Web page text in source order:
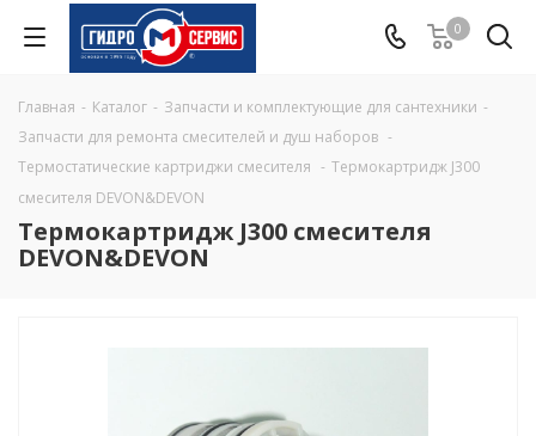
0
Главная - Каталог - Запчасти и комплектующие для сантехники -
Запчасти для ремонта смесителей и душ наборов -
Термостатические картриджи смесителя - Термокартридж J300
смесителя DEVON&DEVON
Термокартридж J300 смесителя
DEVON&DEVON